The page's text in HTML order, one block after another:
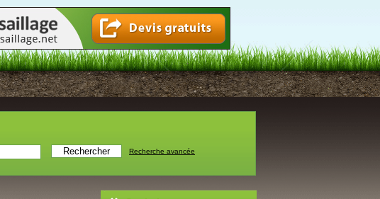
Recherche avancée